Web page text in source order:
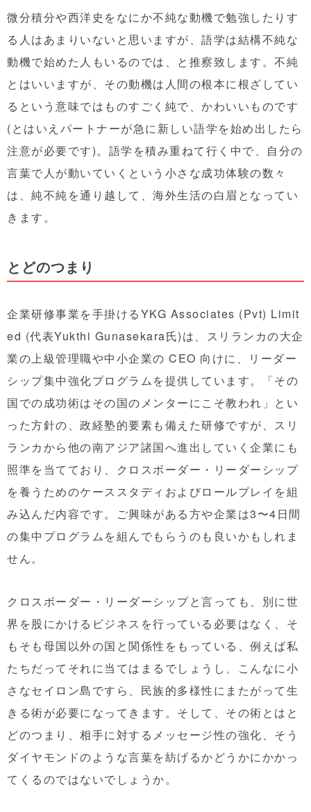
微分積分や西洋史をなにか不純な動機で勉強したりす
る人はあまりいないと思いますが、語学は結構不純な
動機で始めた人もいるのでは、と推察致します。不純
とはいいますが、その動機は人間の根本に根ざしてい
るという意味ではものすごく純で、かわいいものです
(とはいえパートナーが急に新しい語学を始め出したら
注意が必要です)。語学を積み重ねて行く中で、自分の
言葉で人が動いていくという小さな成功体験の数々
は、純不純を通り越して、海外生活の白眉となってい
きます。
とどのつまり
企業研修事業を手掛けるYKG Associates (Pvt) Limit
ed (代表Yukthi Gunasekara氏)は、スリランカの大企
業の上級管理職や中小企業の CEO 向けに、リーダー
シップ集中強化プログラムを提供しています。「その
国での成功術はその国のメンターにこそ教われ」とい
った方針の、政経塾的要素も備えた研修ですが、スリ
ランカから他の南アジア諸国へ進出していく企業にも
照準を当てており、クロスボーダー・リーダーシップ
を養うためのケーススタディおよびロールプレイを組
み込んだ内容です。ご興味がある方や企業は3〜4日間
の集中プログラムを組んでもらうのも良いかもしれま
せん。
クロスボーダー・リーダーシップと言っても、別に世
界を股にかけるビジネスを行っている必要はなく、そ
もそも母国以外の国と関係性をもっている、例えば私
たちだってそれに当てはまるでしょうし、こんなに小
さなセイロン島ですら、民族的多様性にまたがって生
きる術が必要になってきます。そして、その術とはと
どのつまり、相手に対するメッセージ性の強化、そう
ダイヤモンドのような言葉を紡げるかどうかにかかっ
てくるのではないでしょうか。